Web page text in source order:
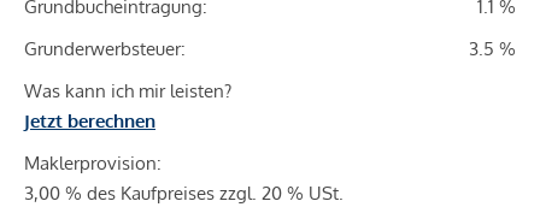
Grundbucheintragung:
1.1 %
Grunderwerbsteuer:
3.5 %
Was kann ich mir leisten?
Jetzt berechnen
Maklerprovision:
3,00 % des Kaufpreises zzgl. 20 % USt.